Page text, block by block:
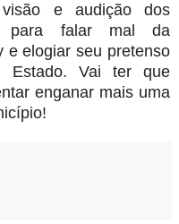
e audição dos
para falar mal da
e elogiar seu pretenso
Estado. Vai ter que
enganar mais uma